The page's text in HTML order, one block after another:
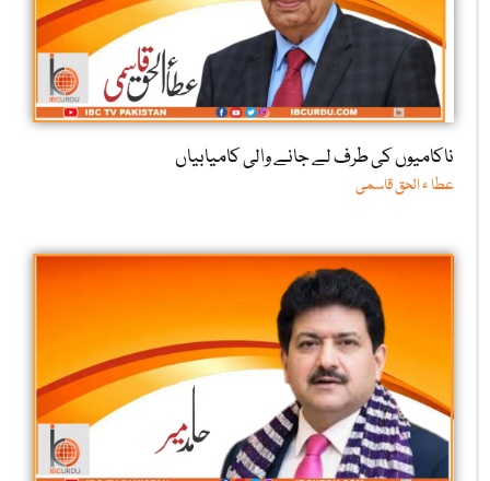
ناکامیوں کی طرف لے جانے والی کامیابیاں
عطا ء الحق قاسمی